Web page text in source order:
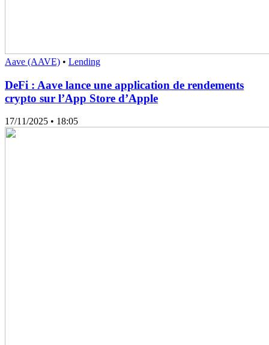
Aave (AAVE) • Lending
DeFi : Aave lance une application de rendements
crypto sur l’App Store d’Apple
17/11/2025 • 18:05